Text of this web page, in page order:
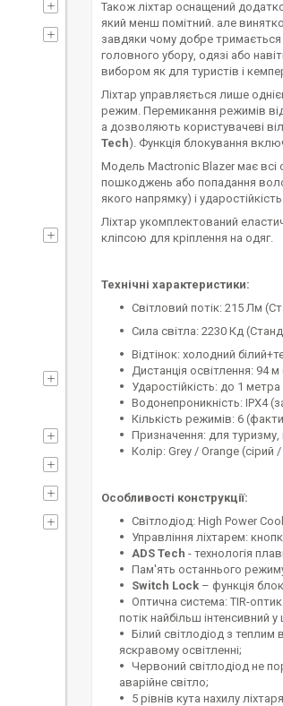
Також ліхтар оснащений
який менш помітний. але
завдяки чому добре тримається
головного убору, одязі або
вибором як для туристів і
Ліхтар управляється лише
режим. Перемикання режимів
а дозволяють користувачеві
Tech). Функція блокування
Модель Mactronic Blazer має всі
пошкоджень або попадання
якого напрямку) і
Ліхтар укомплектований
кліпсою для кріплення на одяг.
Технічні характеристики:
Світловий потік: 215 Лм
Сила світла: 2230 Кд
Відтінок: холодний
Дистанція освітлення: 94
Ударостійкість: до 1
Водонепроникність: IPX4
Кількість режимів: 6
Призначення: для туризму,
Колір: Grey / Orange (сірий
Особливості конструкції:
Світлодіод: High Power
Управління ліхтарем:
ADS Tech - технологія
Пам'ять останнього
Switch Lock – функція
Оптична система: TIR-
потік найбільш інтенсивний
Білий світлодіод з теплим
яскравому освітленні;
Червоний світлодіод не
аварійне світло;
5 рівнів кута нахилу